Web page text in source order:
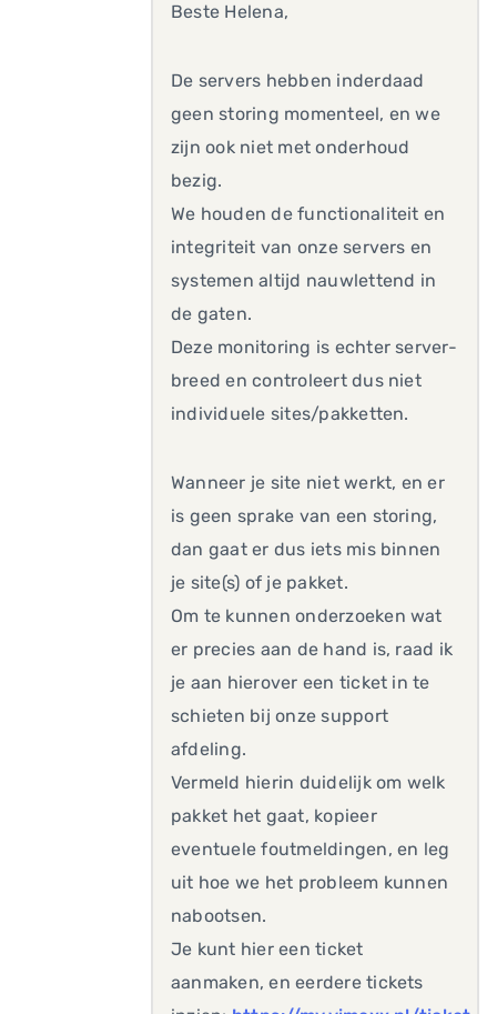
Beste Helena,
De servers hebben inderdaad
geen storing momenteel, en we
zijn ook niet met onderhoud
bezig.
We houden de functionaliteit en
integriteit van onze servers en
systemen altijd nauwlettend in
de gaten.
Deze monitoring is echter server-
breed en controleert dus niet
individuele sites/pakketten.
Wanneer je site niet werkt, en er
is geen sprake van een storing,
dan gaat er dus iets mis binnen
je site(s) of je pakket.
Om te kunnen onderzoeken wat
er precies aan de hand is, raad ik
je aan hierover een ticket in te
schieten bij onze support
afdeling.
Vermeld hierin duidelijk om welk
pakket het gaat, kopieer
eventuele foutmeldingen, en leg
uit hoe we het probleem kunnen
nabootsen.
Je kunt hier een ticket
aanmaken, en eerdere tickets